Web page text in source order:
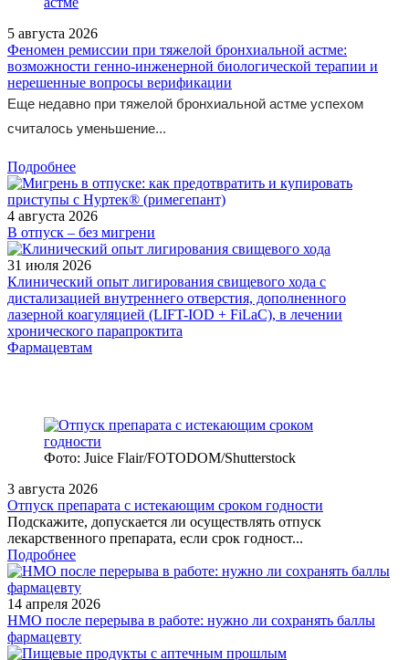
5 августа 2026
Феномен ремиссии при тяжелой бронхиальной астме:
возможности генно-инженерной биологической терапии и
нерешенные вопросы верификации
Еще недавно при тяжелой бронхиальной астме успехом
считалось уменьшение...
Подробнее
4 августа 2026
В отпуск – без мигрени
31 июля 2026
Клинический опыт лигирования свищевого хода с
дистализацией внутреннего отверстия, дополненного
лазерной коагуляцией (LIFT-IOD + FiLaC), в лечении
хронического парапроктита
Фармацевтам
Фото: Juice Flair/FOTODOM/Shutterstoсk
3 августа 2026
Отпуск препарата с истекающим сроком годности
Подскажите, допускается ли осуществлять отпуск
лекарственного препарата, если срок годност...
Подробнее
14 апреля 2026
НМО после перерыва в работе: нужно ли сохранять баллы
фармацевту